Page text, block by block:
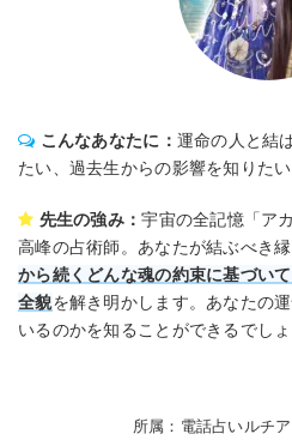
こんなあなたに： 運命の人と結
たい、過去生からの影響を知りたい
先生の強み：宇宙の全記憶「ア
高峰の占術師。あなたが結ぶべき
から続くどんな魂の約束に基づい
全貌を解き明かします。あなたの
いるのかを知ることができるでしょ
所属：電話占いルチ